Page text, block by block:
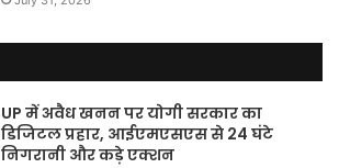
UP में अवैध खनन पर योगी सरकार का
डिजिटल प्रहार, आईएमएसएस से 24 घंटे
निगरानी और कड़े एक्शन